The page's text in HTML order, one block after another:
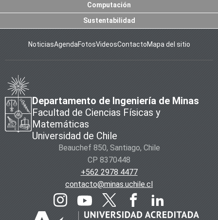
Computación
Sustentabilidad
NoticiasAgendaFotosVideosContactoMapa del sitio
Departamento de Ingeniería de Minas
Facultad de Ciencias Físicas y
Matemáticas
Universidad de Chile
Beauchef 850, Santiago, Chile
CP 8370448
+562 2978 4477
contacto@minas.uchile.cl